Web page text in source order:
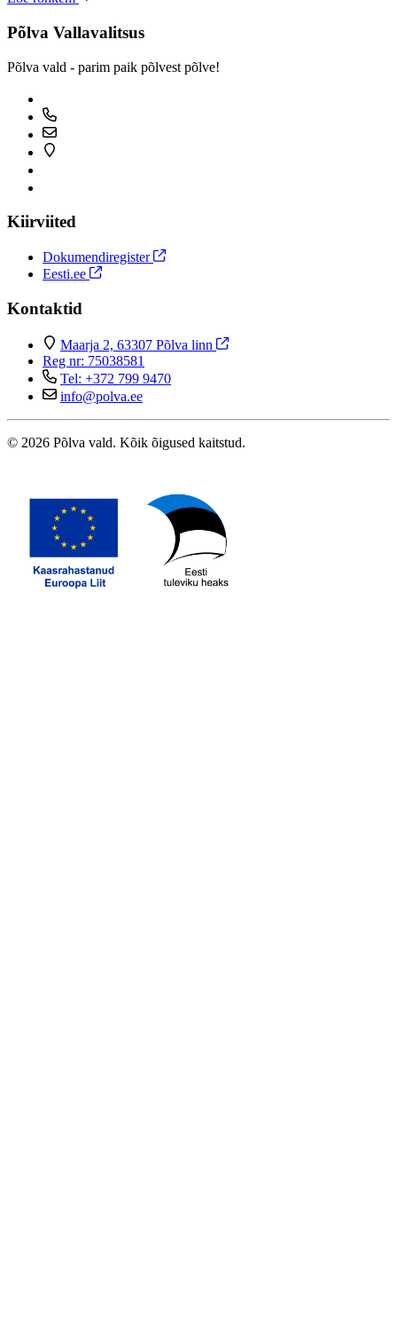
Põlva Vallavalitsus
Põlva vald - parim paik põlvest põlve!
Kiirviited
Dokumendiregister
Eesti.ee
Kontaktid
Maarja 2, 63307 Põlva linn
Reg nr: 75038581
Tel: +372 799 9470
info@polva.ee
© 2026 Põlva vald. Kõik õigused kaitstud.